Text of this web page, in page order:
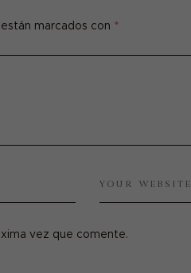
marcados con *
vez que comente.